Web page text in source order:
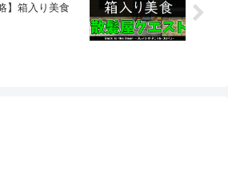
】箱入り美食